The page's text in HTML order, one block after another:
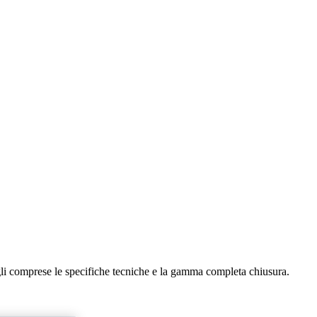
le specifiche tecniche e la gamma completa chiusura.